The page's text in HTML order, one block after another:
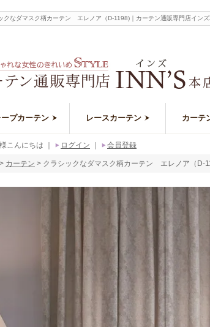
クなダマスク柄カーテン エレノア（D-1198)｜カーテン通販専門店イン
ープカーテン レースカーテン カーテ
こんにちは ログイン 会員登録
カーテン クラシックなダマスク柄カーテン エレノア（D-